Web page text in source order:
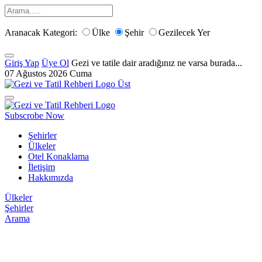
Aranacak Kategori: Ülke Şehir Gezilecek Yer
Giriş Yap Üye Ol Gezi ve tatile dair aradığınız ne varsa burada...
07 Ağustos 2026 Cuma
Subscrobe Now
Şehirler
Ülkeler
Otel Konaklama
İletişim
Hakkımızda
Ülkeler
Şehirler
Arama